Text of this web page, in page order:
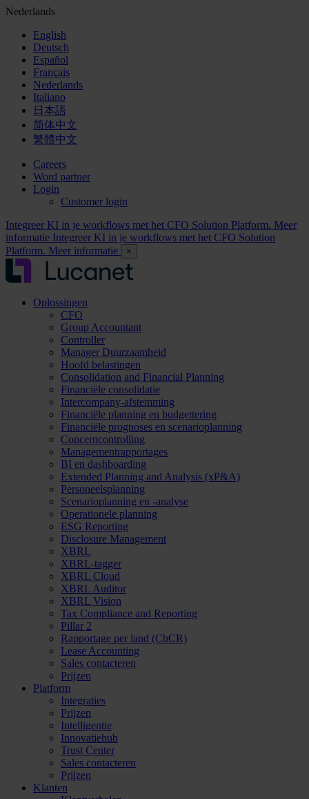
Nederlands
English
Deutsch
Español
Français
Nederlands
Italiano
日本語
简体中文
繁體中文
Careers
Word partner
Login
Customer login
Integreer KI in je workflows met het CFO Solution Platform. Meer
informatie Integreer KI in je workflows met het CFO Solution
Platform. Meer informatie
×
Oplossingen
CFO
Group Accountant
Controller
Manager Duurzaamheid
Hoofd belastingen
Consolidation and Financial Planning
Financiële consolidatie
Intercompany-afstemming
Financiële planning en budgettering
Financiële prognoses en scenarioplanning
Concerncontrolling
Managementrapportages
BI en dashboarding
Extended Planning and Analysis (xP&A)
Personeelsplanning
Scenarioplanning en -analyse
Operationele planning
ESG Reporting
Disclosure Management
XBRL
XBRL-tagger
XBRL Cloud
XBRL Auditor
XBRL Vision
Tax Compliance and Reporting
Pillar 2
Rapportage per land (CbCR)
Lease Accounting
Sales contacteren
Prijzen
Platform
Integraties
Prijzen
Intelligentie
Innovatiehub
Trust Center
Sales contacteren
Prijzen
Klanten